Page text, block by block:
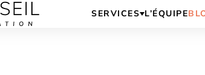
SERVICES L’ÉQUIPE